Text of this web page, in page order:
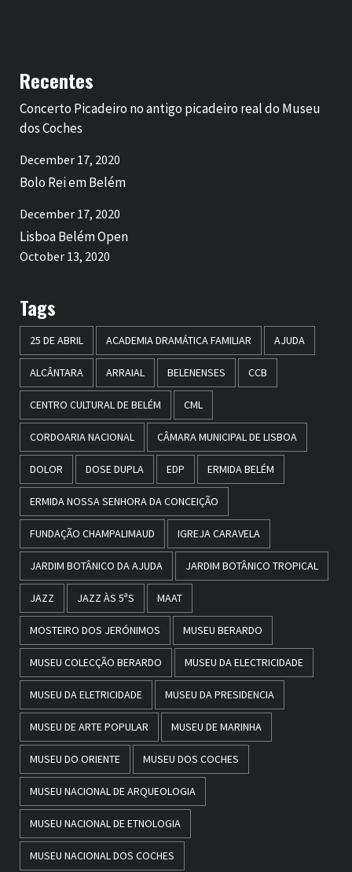
Recentes
Concerto Picadeiro no antigo picadeiro real do Museu
dos Coches
December 17, 2020
Bolo Rei em Belém
December 17, 2020
Lisboa Belém Open
October 13, 2020
Tags
25 DE ABRIL ACADEMIA DRAMÁTICA FAMILIAR AJUDA
ALCÂNTARA ARRAIAL BELENENSES CCB
CENTRO CULTURAL DE BELÉM CML
CORDOARIA NACIONAL CÂMARA MUNICIPAL DE LISBOA
DOLOR DOSE DUPLA EDP ERMIDA BELÉM
ERMIDA NOSSA SENHORA DA CONCEIÇÃO
FUNDAÇÃO CHAMPALIMAUD IGREJA CARAVELA
JARDIM BOTÂNICO DA AJUDA JARDIM BOTÂNICO TROPICAL
JAZZ JAZZ ÀS 5ªS MAAT
MOSTEIRO DOS JERÓNIMOS MUSEU BERARDO
MUSEU COLECÇÃO BERARDO MUSEU DA ELECTRICIDADE
MUSEU DA ELETRICIDADE MUSEU DA PRESIDENCIA
MUSEU DE ARTE POPULAR MUSEU DE MARINHA
MUSEU DO ORIENTE MUSEU DOS COCHES
MUSEU NACIONAL DE ARQUEOLOGIA
MUSEU NACIONAL DE ETNOLOGIA
MUSEU NACIONAL DOS COCHES